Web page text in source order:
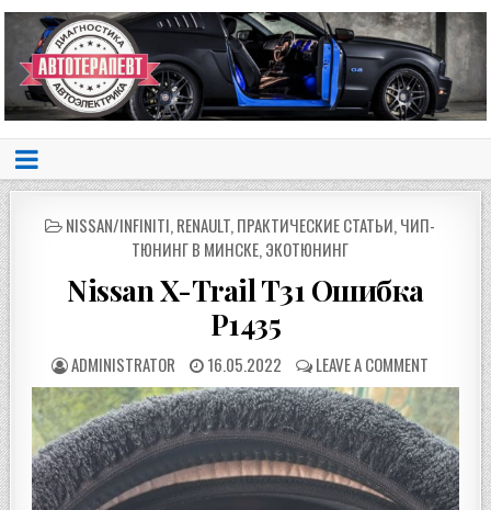
POSTED
NISSAN/INFINITI, RENAULT, ПРАКТИЧЕСКИЕ СТАТЬИ, ЧИП-
ТЮНИНГ В МИНСКЕ, ЭКОТЮНИНГ
Nissan X-Trail T31 Ошибка
P1435
ADMINISTRATOR 16.05.2022 LEAVE A COMMENT